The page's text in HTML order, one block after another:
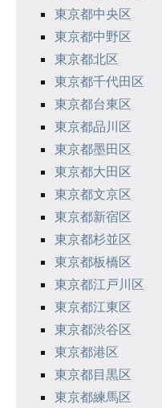
東京都中央区
東京都中野区
東京都北区
東京都千代田区
東京都台東区
東京都品川区
東京都墨田区
東京都大田区
東京都文京区
東京都新宿区
東京都杉並区
東京都板橋区
東京都江戸川区
東京都江東区
東京都渋谷区
東京都港区
東京都目黒区
東京都練馬区